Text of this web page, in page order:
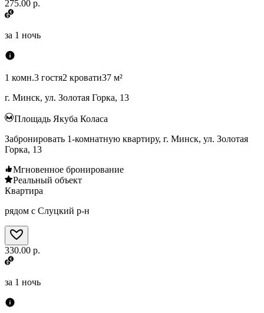
275.00 р.
за 1 ночь
1 комн.3 гостя2 кровати37 м²
г. Минск, ул. Золотая Горка, 13
Площадь Якуба Коласа
Забронировать 1-комнатную квартиру, г. Минск, ул. Золотая
Горка, 13
Мгновенное бронирование
Реальный объект
Квартира
рядом с Слуцкий р-н
330.00 р.
за 1 ночь